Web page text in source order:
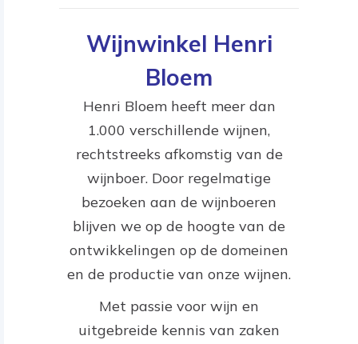
Wijnwinkel Henri
Bloem
Henri Bloem heeft meer dan
1.000 verschillende wijnen,
rechtstreeks afkomstig van de
wijnboer. Door regelmatige
bezoeken aan de wijnboeren
blijven we op de hoogte van de
ontwikkelingen op de domeinen
en de productie van onze wijnen.
Met passie voor wijn en
uitgebreide kennis van zaken